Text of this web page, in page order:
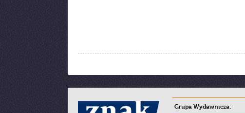
Grupa Wydawnicza: